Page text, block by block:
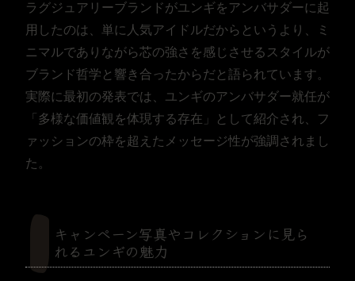
ラグジュアリーブランドがユンギをアンバサダーに起
用したのは、単に人気アイドルだからというより、ミ
ニマルでありながら芯の強さを感じさせるスタイルが
ブランド哲学と響き合ったからだと語られています。
実際に最初の発表では、ユンギのアンバサダー就任が
「多様な価値観を体現する存在」として紹介され、フ
ァッションの枠を超えたメッセージ性が強調されまし
た。
キャンペーン写真やコレクションに見ら
れるユンギの魅力